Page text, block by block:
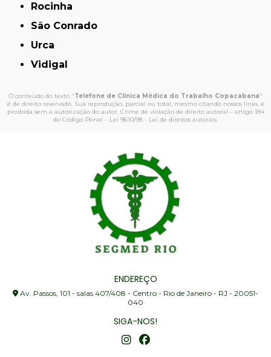
Rocinha
São Conrado
Urca
Vidigal
O conteúdo do texto "Telefone de Clínica Médica do Trabalho Copacabana"
é de direito reservado. Sua reprodução, parcial ou total, mesmo citando nossos links, é
proibida sem a autorização do autor. Crime de violação de direito autoral – artigo 184
do Código Penal – Lei 9610/98 - Lei de direitos autorais.
ENDEREÇO
Av. Passos, 101 - salas 407/408 - Centro - Rio de Janeiro - RJ - 20051-
040
SIGA-NOS!